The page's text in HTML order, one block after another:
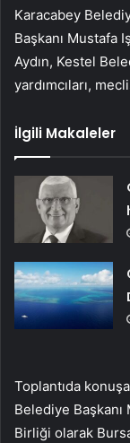
Karacabey
Başkanı Mustafa
Aydın, Kestel
yardımcıları,
İlgili Makaleler
Toplantıda
Belediye
Birliği olarak